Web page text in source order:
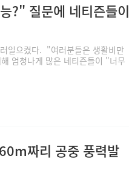
?" 질문에 네티즌들이
일으켰다. "여러분들은 생활비만
엄청나게 많은 네티즌들이 "너무
짜리 공중 풍력발